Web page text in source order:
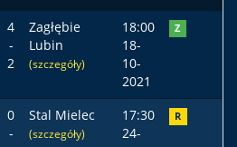
4
-
2
Zagłębie
Lubin
(szczegóły)
18:00
18-
10-
2021
Z
0
-
Stal Mielec
(szczegóły)
17:30
24-
R